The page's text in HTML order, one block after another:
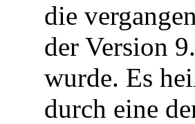
die
der Version
wurde. Es
durch eine